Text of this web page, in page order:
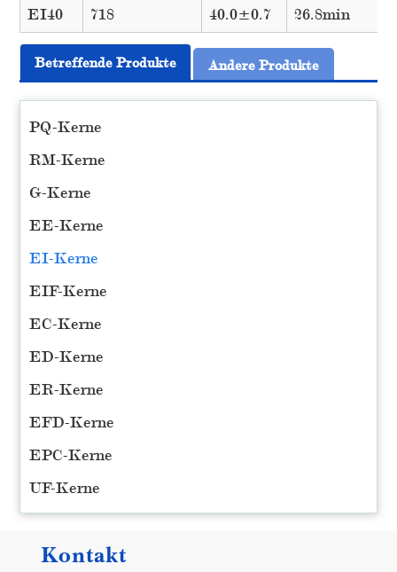
EI40
718 40.0±0.7 26.8min
Betreffende Produkte Andere Produkte
PQ-Kerne
RM-Kerne
G-Kerne
EE-Kerne
EI-Kerne
EIF-Kerne
EC-Kerne
ED-Kerne
ER-Kerne
EFD-Kerne
EPC-Kerne
UF-Kerne
Kontakt